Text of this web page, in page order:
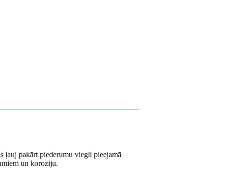
ļauj pakārt piederumu viegli pieejamā
un koroziju.